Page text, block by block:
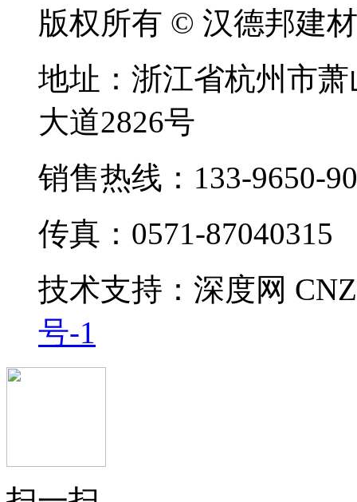
版权所有 © 汉德邦建
地址：浙江省杭州市
大道2826号
销售热线：133-9650-
传真：0571-87040315
技术支持： 深度网
号-1